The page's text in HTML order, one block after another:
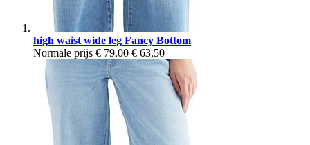
high waist wide leg Fancy Bottom
Normale prijs € 79,00 € 63,50